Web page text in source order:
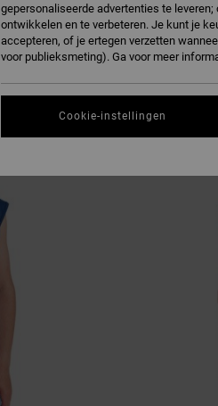
gepersonaliseerde advertenties te
ontwikkelen en te verbeteren. Je kunt je
accepteren, of je ertegen verzetten
voor publieksmeting). Ga voor meer
Cookie-instellingen